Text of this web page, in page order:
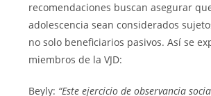
recomendaciones buscan asegurar
adolescencia sean considerados
no solo beneficiarios pasivos. Así se
miembros de la VJD:
Beyly: “Este ejercicio de observancia